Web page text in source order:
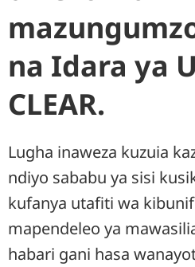
na Idara ya
CLEAR.
Lugha inaweza kuzuia
ndiyo sababu ya sisi
kufanya utafiti wa
mapendeleo ya
habari gani hasa